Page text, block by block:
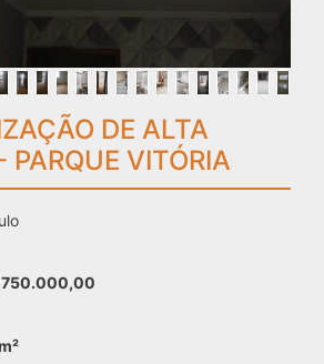
DE ALTA
PARQUE VITÓRIA
750.000,00